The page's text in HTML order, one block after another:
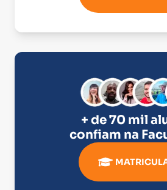
+ de 70 mil
confiam na